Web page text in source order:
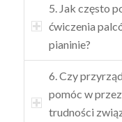
5. Jak często
ćwiczenia
pianinie?
6. Czy
pomóc w
trudności